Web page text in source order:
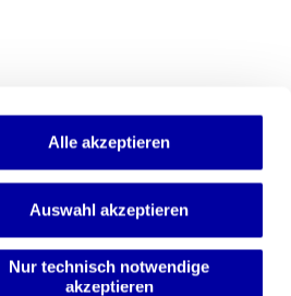
Alle akzeptieren
Auswahl akzeptieren
Nur technisch notwendige
akzeptieren